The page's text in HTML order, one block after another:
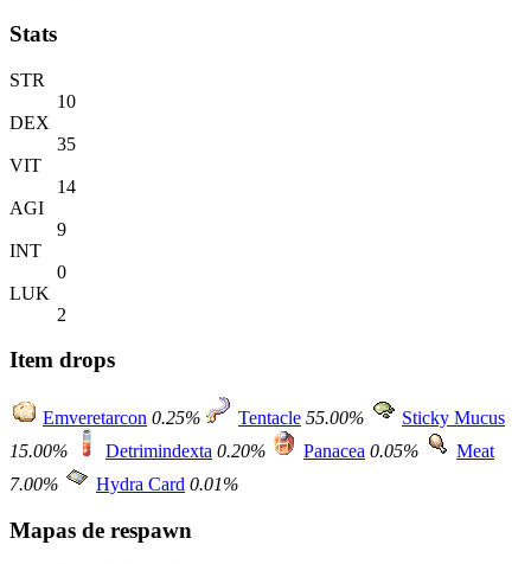
Stats
STR
10
DEX
35
VIT
14
AGI
9
INT
0
LUK
2
Item drops
Emveretarcon 0.25% Tentacle 55.00%
Sticky Mucus
15.00%
Detrimindexta 0.20% Panacea 0.05%
Meat
7.00%
Hydra Card 0.01%
Mapas de respawn